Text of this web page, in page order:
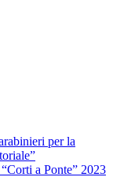
per la
a Ponte” 2023